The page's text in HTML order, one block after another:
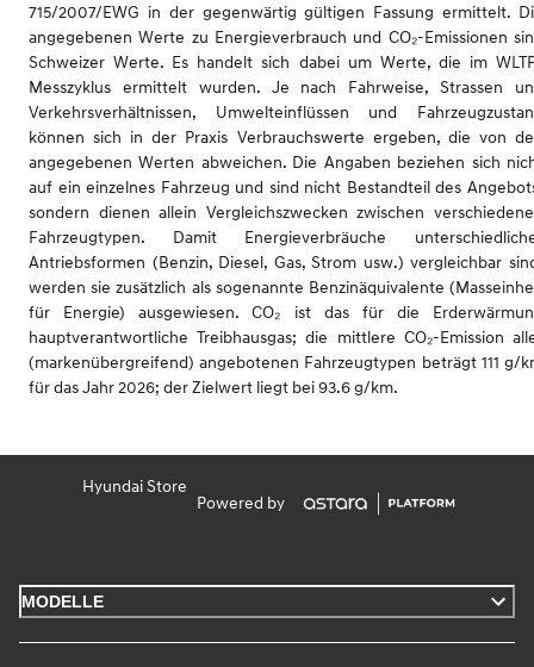
715/2007/EWG in der gegenwärtig gültigen Fassung ermittelt.
angegebenen Werte zu Energieverbrauch und CO₂-Emissionen
Schweizer Werte. Es handelt sich dabei um Werte, die im
Messzyklus ermittelt wurden. Je nach Fahrweise, Strassen
Verkehrsverhältnissen, Umwelteinflüssen und
können sich in der Praxis Verbrauchswerte ergeben, die von
angegebenen Werten abweichen. Die Angaben beziehen sich
auf ein einzelnes Fahrzeug und sind nicht Bestandteil des
sondern dienen allein Vergleichszwecken zwischen
Fahrzeugtypen. Damit Energieverbräuche
Antriebsformen (Benzin, Diesel, Gas, Strom usw.) vergleichbar
werden sie zusätzlich als sogenannte Benzinäquivalente
für Energie) ausgewiesen. CO₂ ist das für die
hauptverantwortliche Treibhausgas; die mittlere CO₂-Emission
(markenübergreifend) angebotenen Fahrzeugtypen beträgt 111 g/
für das Jahr 2026; der Zielwert liegt bei 93.6 g/km.
Hyundai Store
Powered by
MODELLE